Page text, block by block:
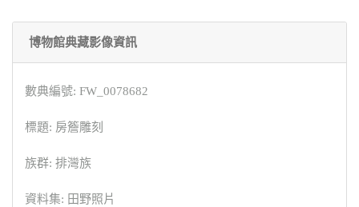
博物館典藏影像資訊
數典編號: FW_0078682
標題: 房簷雕刻
族群: 排灣族
資料集: 田野照片